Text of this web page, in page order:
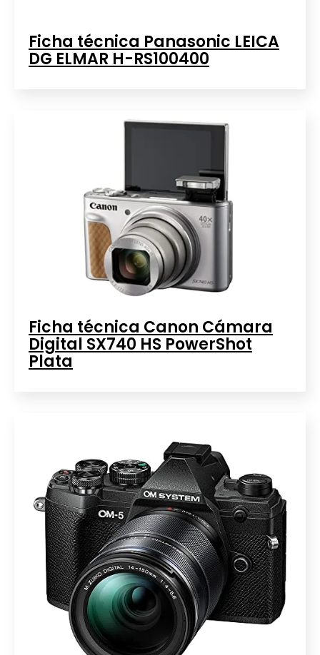
Ficha técnica Panasonic LEICA
DG ELMAR H-RS100400
Ficha técnica Canon Cámara
Digital SX740 HS PowerShot
Plata